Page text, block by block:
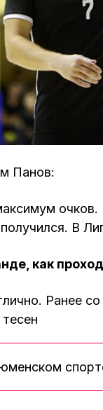
Панов:
очков.
В
как
Ранее со